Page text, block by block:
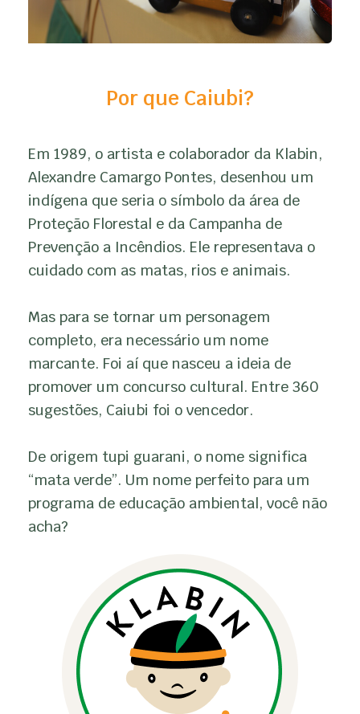
Por que Caiubi?
Em 1989, o artista e colaborador da Klabin,
Alexandre Camargo Pontes, desenhou um
indígena que seria o símbolo da área de
Proteção Florestal e da Campanha de
Prevenção a Incêndios. Ele representava o
cuidado com as matas, rios e animais.
Mas para se tornar um personagem
completo, era necessário um nome
marcante. Foi aí que nasceu a ideia de
promover um concurso cultural. Entre 360
sugestões, Caiubi foi o vencedor.
De origem tupi guarani, o nome significa
“mata verde”. Um nome perfeito para um
programa de educação ambiental, você não
acha?